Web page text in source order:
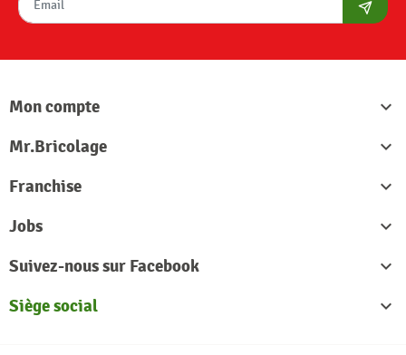
Mon compte

Mr.Bricolage

Franchise

Jobs

Suivez-nous sur Facebook

Siège social
